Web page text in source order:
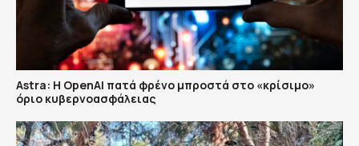
Astra: Η OpenAI πατά φρένο μπροστά στο «κρίσιμο»
όριο κυβερνοασφάλειας